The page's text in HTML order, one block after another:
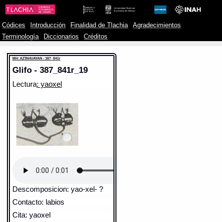
Códices Introducción Finalidad de Tlachia
Agradecimientos
Terminología
Diccionarios Créditos
MH: AZTAHUAYAN - 387_841r
Glifo - 387_841r_19
Lectura: yaoxel
Descomposicion: yao-xel- ?
Contacto: labios
Cita: yaoxel